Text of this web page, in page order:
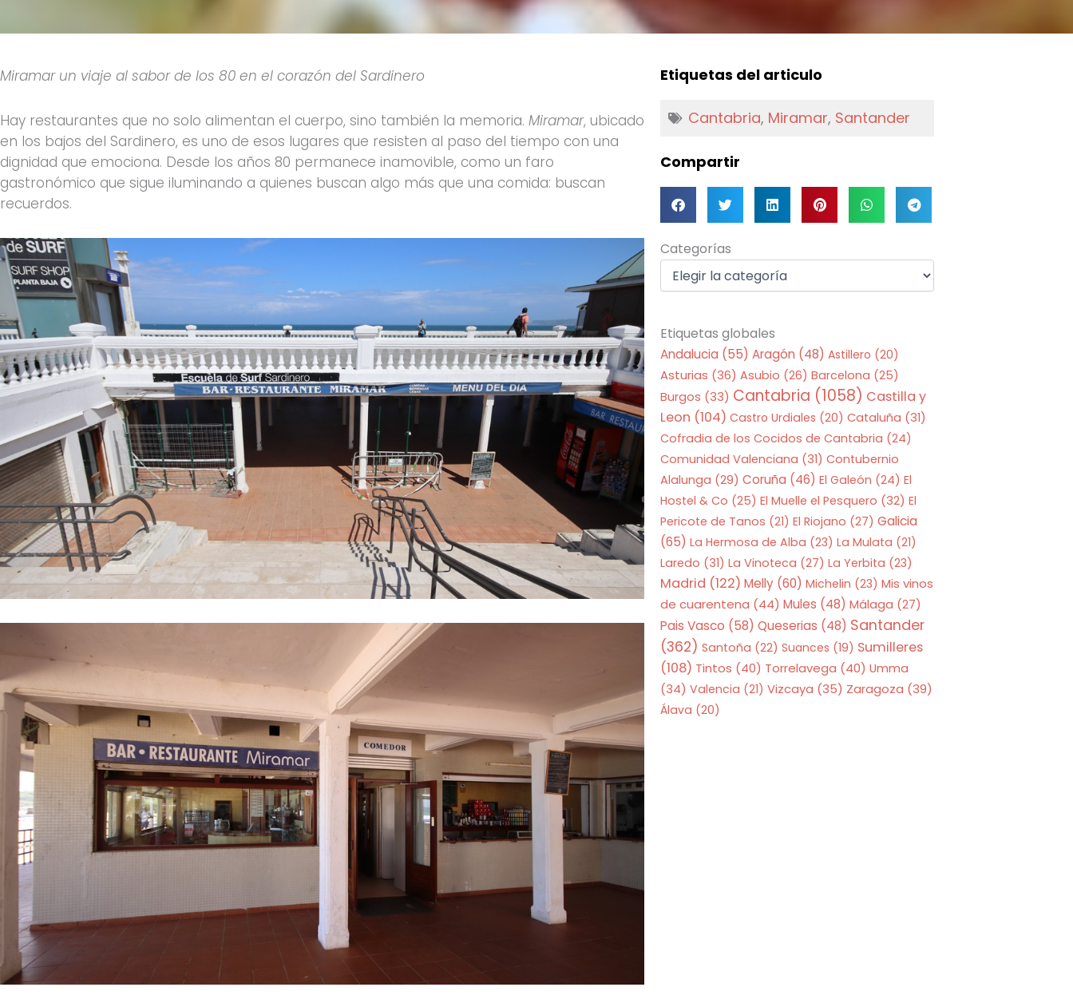
Miramar un viaje al sabor de los 80 en el corazón del Sardinero
Hay restaurantes que no solo alimentan el cuerpo, sino también la memoria. Miramar, ubicado
en los bajos del Sardinero, es uno de esos lugares que resisten al paso del tiempo con una
dignidad que emociona. Desde los años 80 permanece inamovible, como un faro
gastronómico que sigue iluminando a quienes buscan algo más que una comida: buscan
recuerdos.
Etiquetas del articulo
Cantabria, Miramar, Santander
Compartir
Categorías
Categorías
Etiquetas globales
Andalucia (55) Aragón (48) Astillero (20)
Asturias (36) Asubio (26) Barcelona (25)
Burgos (33) Cantabria (1058) Castilla y
Leon (104) Castro Urdiales (20) Cataluña (31)
Cofradia de los Cocidos de Cantabria (24)
Comunidad Valenciana (31) Contubernio
Alalunga (29) Coruña (46) El Galeón (24) El
Hostel & Co (25) El Muelle el Pesquero (32) El
Pericote de Tanos (21) El Riojano (27) Galicia
(65) La Hermosa de Alba (23) La Mulata (21)
Laredo (31) La Vinoteca (27) La Yerbita (23)
Madrid (122) Melly (60) Michelin (23) Mis vinos
de cuarentena (44) Mules (48) Málaga (27)
Pais Vasco (58) Queserias (48) Santander
(362) Santoña (22) Suances (19) Sumilleres
(108) Tintos (40) Torrelavega (40) Umma
(34) Valencia (21) Vizcaya (35) Zaragoza (39)
Álava (20)